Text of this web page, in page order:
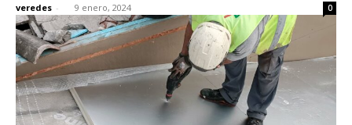
veredes - 9 enero, 2024 0